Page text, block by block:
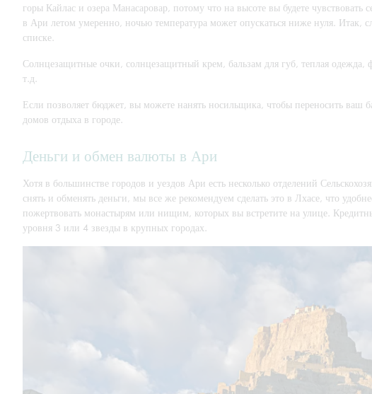
горы Кайлас и озера Манасаровар, потому что на высоте вы будете
в Ари летом умеренно, ночью температура может опускаться ниже нуля.
списке.
Солнцезащитные очки, солнцезащитный крем, бальзам для губ, теплая одежда,
т.д.
Если позволяет бюджет, вы можете нанять носильщика, чтобы переносить ваш
домов отдыха в городе.
Деньги и обмен валюты в Ари
Хотя в большинстве городов и уездов Ари есть несколько отделений
снять и обменять деньги, мы все же рекомендуем сделать это в Лхасе, что
пожертвовать монастырям или нищим, которых вы встретите на улице.
уровня 3 или 4 звезды в крупных городах.